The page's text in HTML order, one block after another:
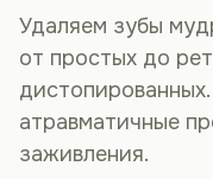
Удаляем зубы
от простых до
атравматичные
заживления.